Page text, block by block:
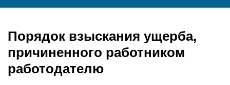
Порядок взыскания ущерба,
причиненного работником
работодателю